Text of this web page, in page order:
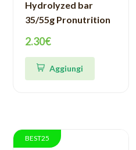
Hydrolyzed bar
35/55g Pronutrition
2.30€
Aggiungi
BEST25